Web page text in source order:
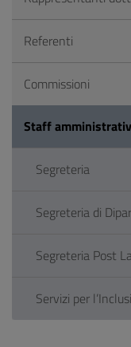
Referenti
Commissioni
Staff
Segreteria
Segreteria di
Segreteria Post
Servizi per